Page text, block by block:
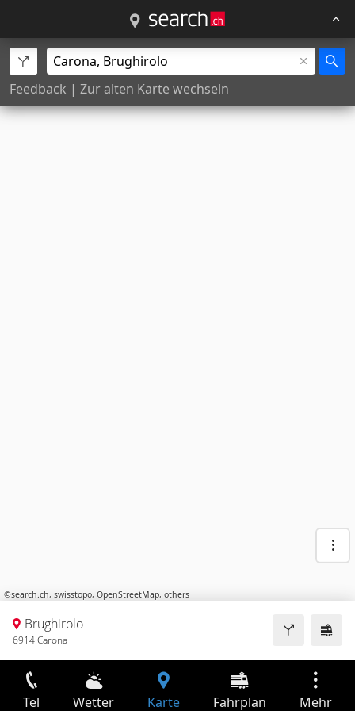
Feedback | Zur alten Karte wechseln
©search.ch, swisstopo, OpenStreetMap, others
Brughirolo
6914 Carona
Tel Wetter Karte Fahrplan Mehr